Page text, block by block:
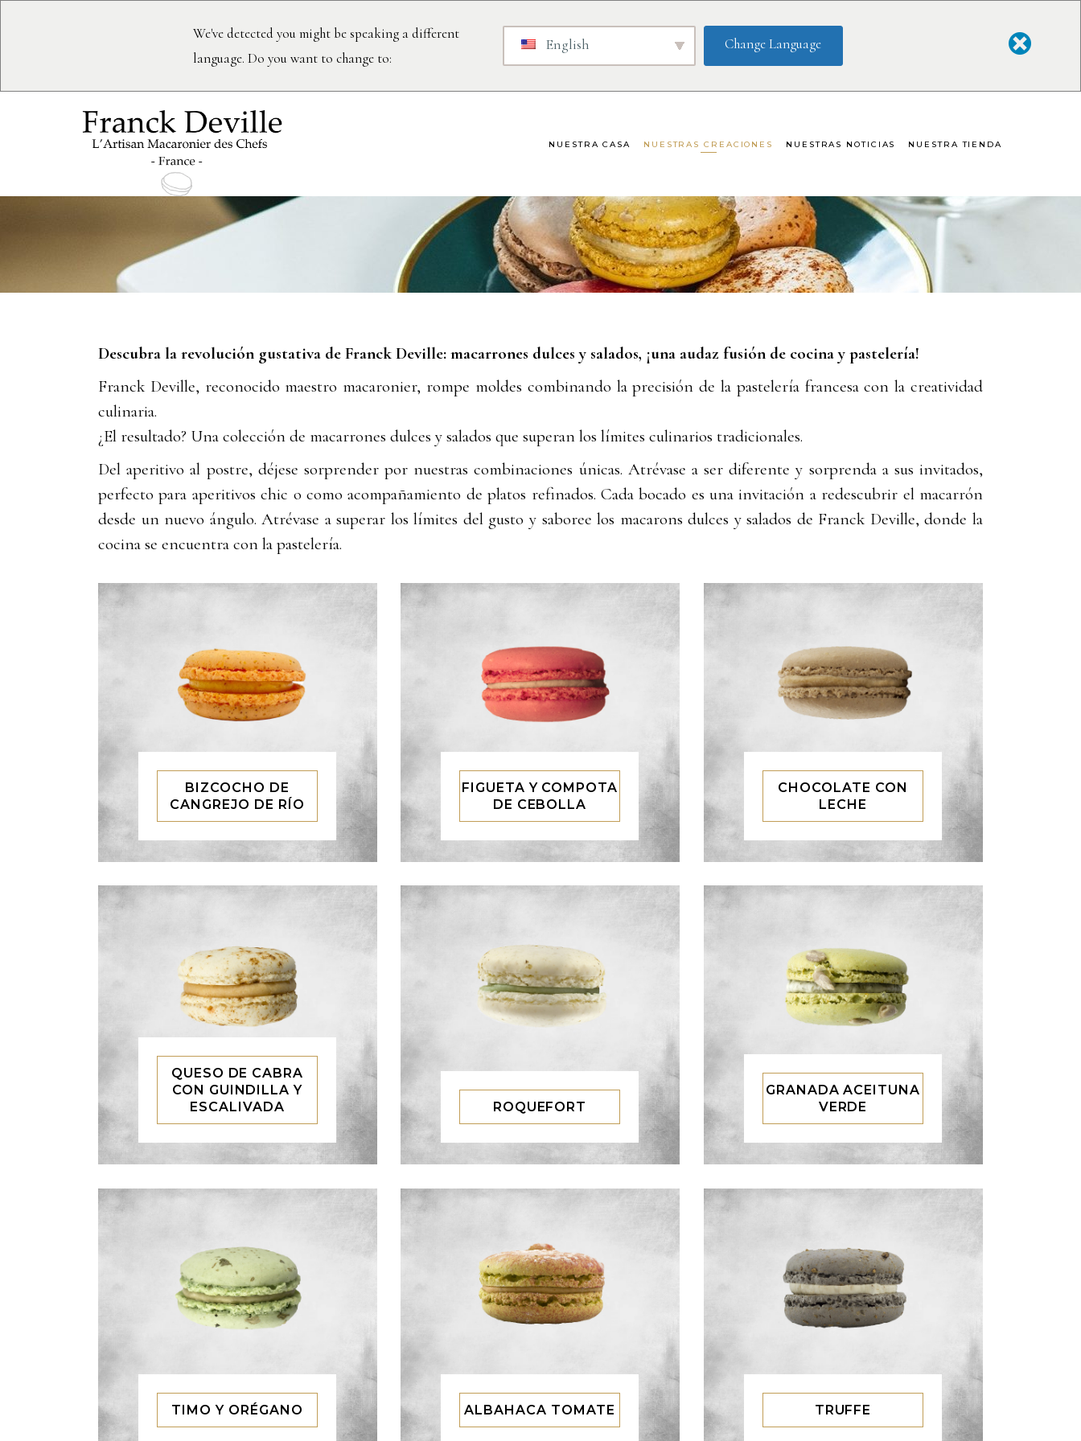
We've detected you might be speaking a different
language. Do you want to change to:
English Change Language
NUESTRA CASA NUESTRAS CREACIONES NUESTRAS NOTICIAS NUESTRA TIENDA
Macarrones Dulces Y Salados
Descubra la revolución gustativa de Franck Deville: macarrones dulces y salados, ¡una audaz fusión de cocina y pastelería!
Franck Deville, reconocido maestro macaronier, rompe moldes combinando la precisión de la pastelería francesa con la creatividad
culinaria.
¿El resultado? Una colección de macarrones dulces y salados que superan los límites culinarios tradicionales.
Del aperitivo al postre, déjese sorprender por nuestras combinaciones únicas. Atrévase a ser diferente y sorprenda a sus invitados,
perfecto para aperitivos chic o como acompañamiento de platos refinados. Cada bocado es una invitación a redescubrir el macarrón
desde un nuevo ángulo. Atrévase a superar los límites del gusto y saboree los macarons dulces y salados de Franck Deville, donde la
cocina se encuentra con la pastelería.
BIZCOCHO DE
CANGREJO DE RÍO
FIGUETA Y COMPOTA
DE CEBOLLA
CHOCOLATE CON
LECHE
QUESO DE CABRA
CON GUINDILLA Y
ESCALIVADA
ROQUEFORT
GRANADA ACEITUNA
VERDE
TIMO Y ORÉGANO ALBAHACA TOMATE TRUFFE